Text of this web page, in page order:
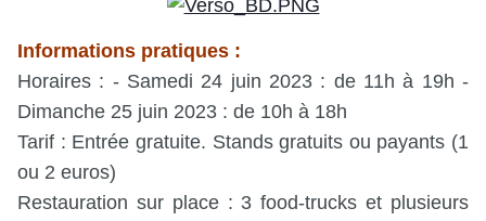
Informations pratiques :
Horaires : - Samedi 24 juin 2023 : de 11h à 19h -
Dimanche 25 juin 2023 : de 10h à 18h
Tarif : Entrée gratuite. Stands gratuits ou payants (1
ou 2 euros)
Restauration sur place : 3 food-trucks et plusieurs